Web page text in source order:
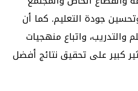
وتحسين جودة التعليم. كما أن
والتدريب، واتباع منهجيات
كبير على تحقيق نتائج أفضل